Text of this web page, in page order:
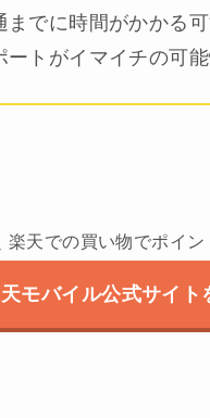
までに時間がかかる
ートがイマイチの可
楽天での買い物でポイン
モバイル公式サイト